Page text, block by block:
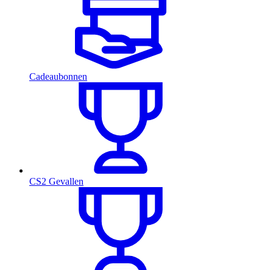
Cadeaubonnen
CS2 Gevallen